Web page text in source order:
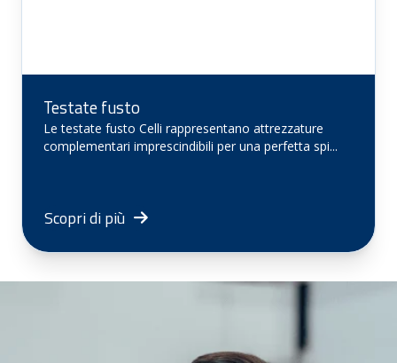
Testate fusto
Le testate fusto Celli rappresentano attrezzature
complementari imprescindibili per una perfetta spi...
Scopri di più